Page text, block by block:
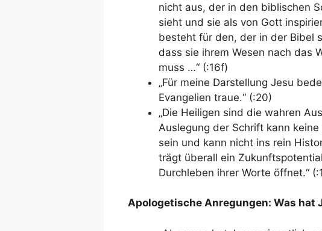
nicht aus, der in den biblischen
sieht und sie als von Gott
besteht für den, der in der Bibel
dass sie ihrem Wesen nach das
muss …“ (:16f)
„Für meine Darstellung Jesu
Evangelien traue.“ (:20)
„Die Heiligen sind die wahren
Auslegung der Schrift kann
sein und kann nicht ins rein
trägt überall ein
Durchleben ihrer Worte öffnet.“
Apologetische Anregungen: Was hat